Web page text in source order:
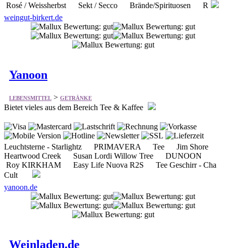
Rosé / Weissherbst Sekt / Secco Brände/Spirituosen R
weingut-birkert.de
Yanoon
LEBENSMITTEL > GETRÄNKE
Bietet vieles aus dem Bereich Tee & Kaffee
Leuchtsterne - Starlightz PRIMAVERA Tee Jim Shore
Heartwood Creek Susan Lordi Willow Tree DUNOON
Roy KIRKHAM Easy Life Nuova R2S Tee Geschirr - Cha
Cult
yanoon.de
Weinladen.de